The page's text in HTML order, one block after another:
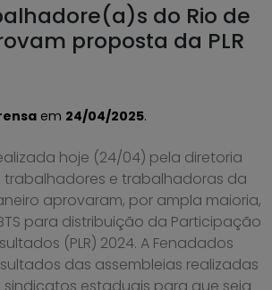
do Rio de
proposta da PLR
em 24/04/2025.
hoje (24/04) pela diretoria
trabalhadores e trabalhadoras da
aprovaram, por ampla maioria,
para distribuição da Participação
(PLR) 2024. A Fenadados
das assembleias realizadas